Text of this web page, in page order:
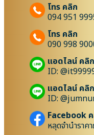
โทร คลิก
094 951
โทร คลิก
090 998
แอดไลน์ คลิก
ID:
แอดไลน์ คลิก
ID:
Facebook
หลุดจำนำราค